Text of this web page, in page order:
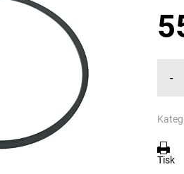
-
Tisk